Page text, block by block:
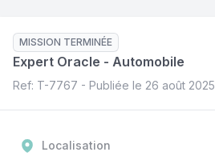
Expert Oracle - Automobile
MISSION TERMINÉE
Ref: T-7767 - Publiée le 26 août 2025
Localisation